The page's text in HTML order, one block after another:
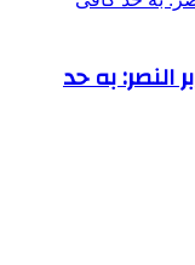
النصر: به حد